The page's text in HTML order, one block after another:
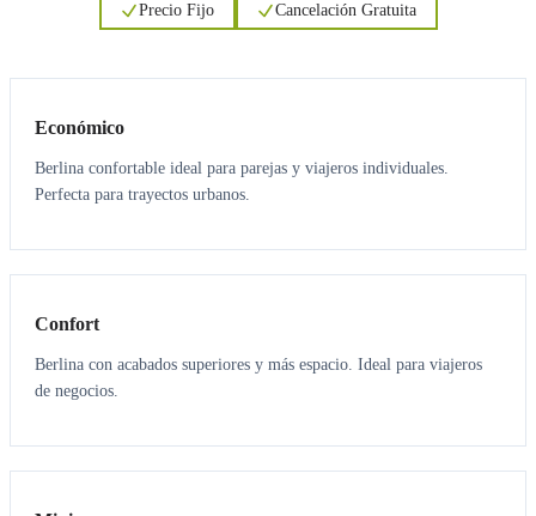
Precio Fijo Cancelación Gratuita
Económico
Berlina confortable ideal para parejas y viajeros individuales.
Perfecta para trayectos urbanos.
3 3
Confort
Berlina con acabados superiores y más espacio. Ideal para viajeros
de negocios.
6 5